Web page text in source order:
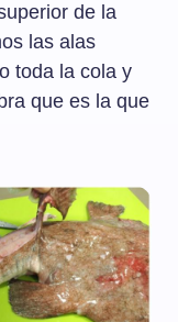
de la
las alas
toda la cola y
que es la que